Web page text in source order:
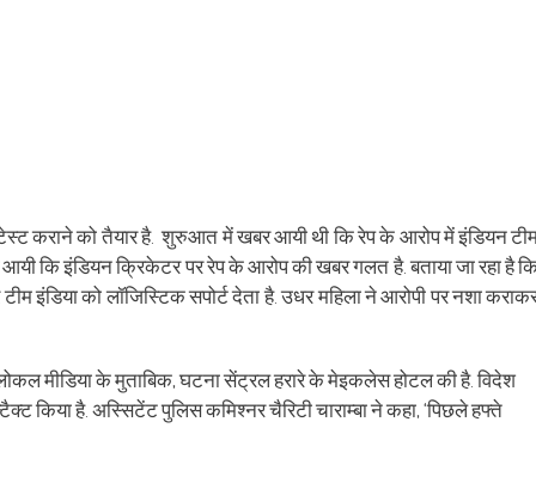
टेस्ट कराने को तैयार है. शुरुआत में खबर आयी थी कि रेप के आरोप में इंडियन
कि इंडियन क्रिकेटर पर रेप के आरोप की खबर गलत है. बताया जा रहा है
इंडिया को लॉजिस्टिक सपोर्ट देता है. उधर महिला ने आरोपी पर नशा
मीडिया के मुताबिक, घटना सेंट्रल हरारे के मेइकलेस होटल की है. विदेश
किया है. अस्सिटेंट पुलिस कमिश्नर चैरिटी चाराम्बा ने कहा, ‘पिछले हफ्ते